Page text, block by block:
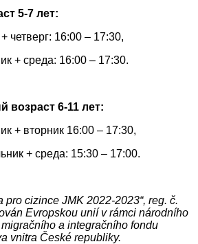
5-7 лет:
четверг: 16:00 – 17:30,
+ среда: 16:00 – 17:30.
6-11 лет:
+ вторник 16:00 – 17:30,
+ среда: 15:30 – 17:00.
pro cizince JMK 2022-2023“, reg. č.
Evropskou unií v rámci národního
a integračního fondu
vnitra České republiky.